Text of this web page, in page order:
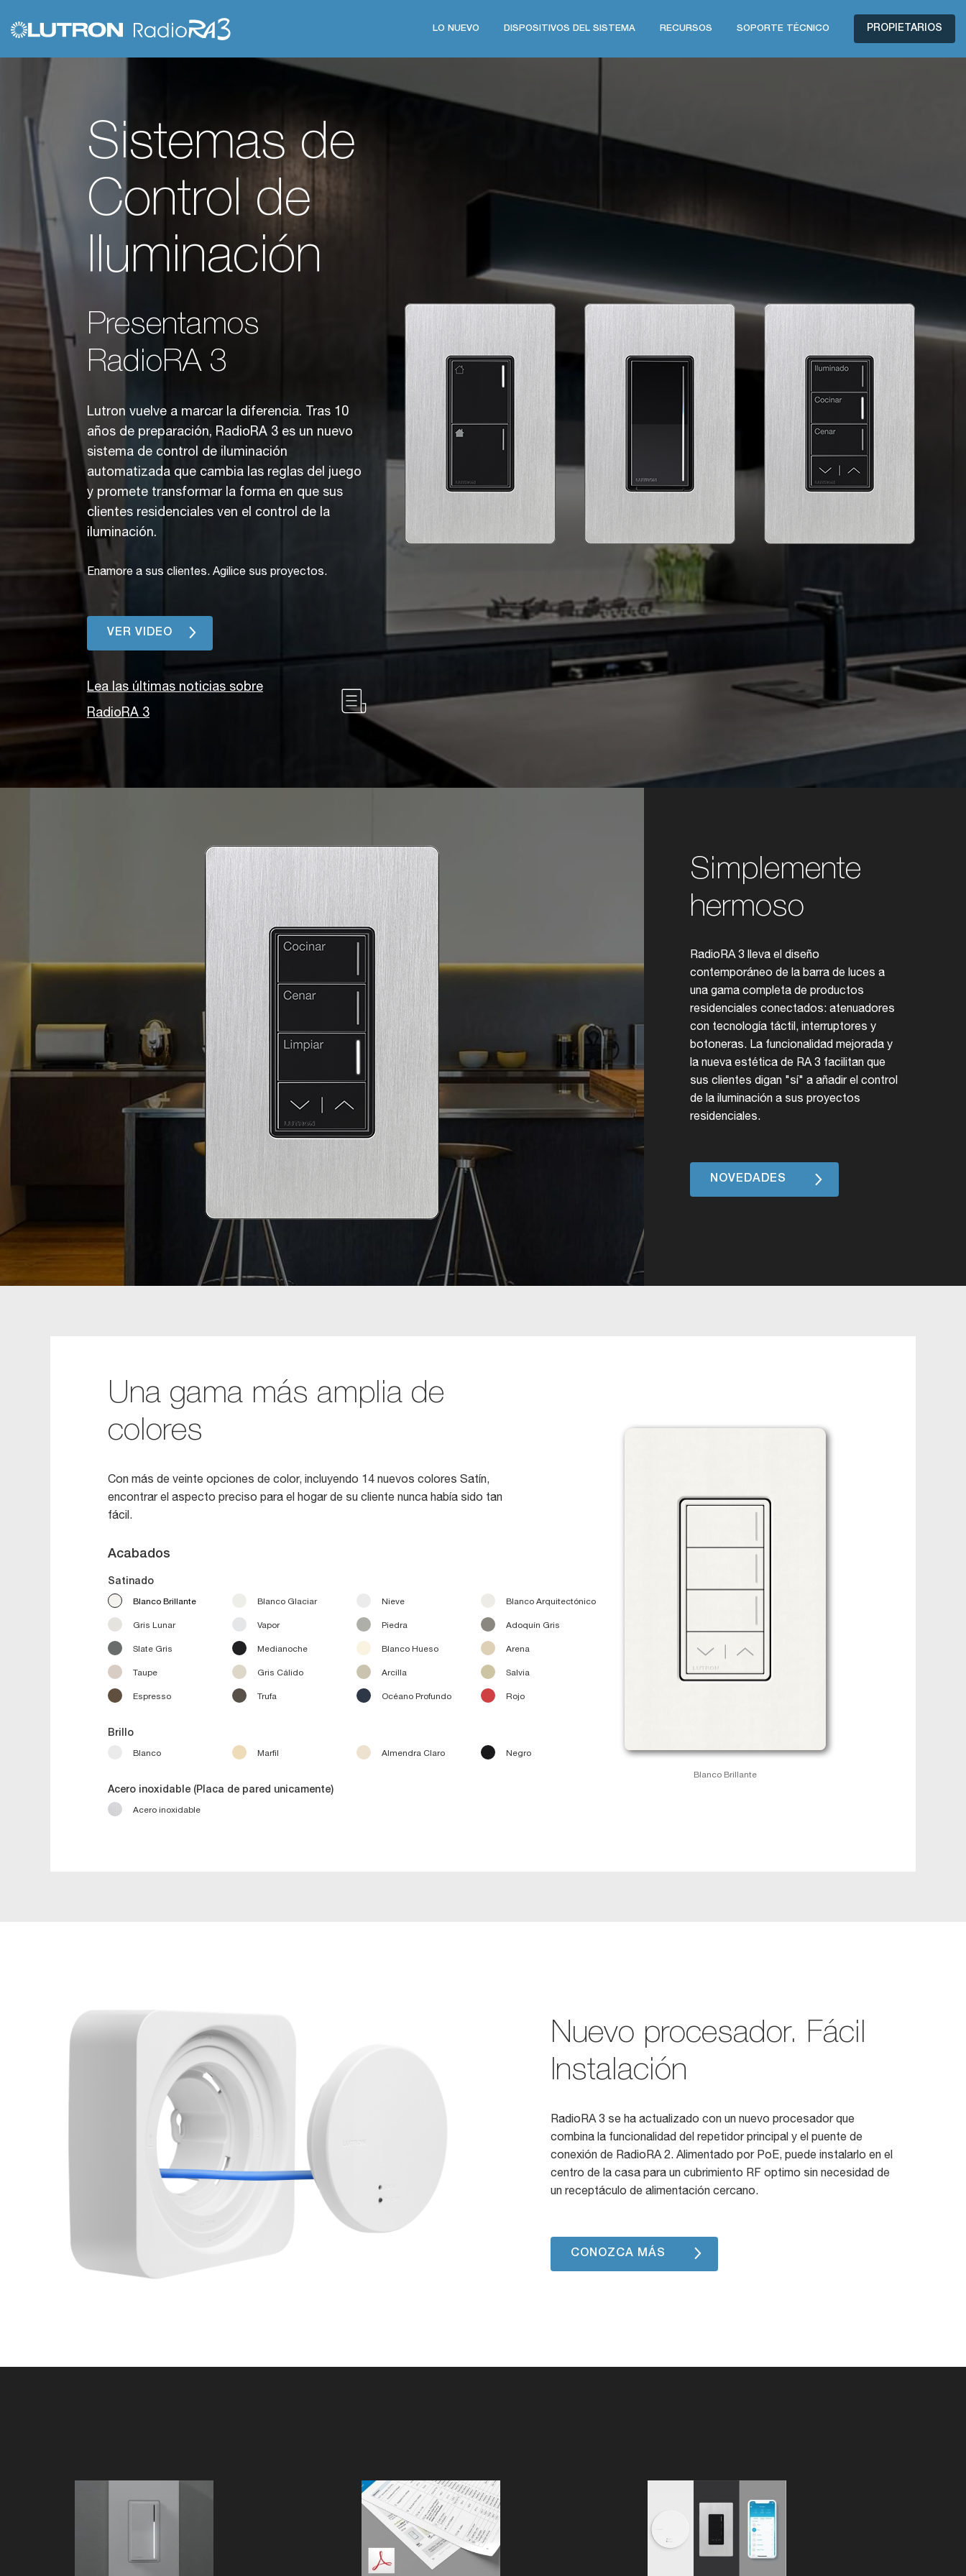
Main
LO NUEVO DISPOSITIVOS DEL SISTEMA RECURSOS SOPORTE TÉCNICO PROPIETARIOS
Sistemas de
Control de
Iluminación
Presentamos
RadioRA 3
Lutron vuelve a marcar la diferencia. Tras 10
años de preparación, RadioRA 3 es un nuevo
sistema de control de iluminación
automatizada que cambia las reglas del juego
y promete transformar la forma en que sus
clientes residenciales ven el control de la
iluminación.
Enamore a sus clientes. Agilice sus proyectos.
VER VIDEO
Lea las últimas noticias sobre
RadioRA 3
Simplemente
hermoso
RadioRA 3 lleva el diseño
contemporáneo de la barra de luces a
una gama completa de productos
residenciales conectados: atenuadores
con tecnología táctil, interruptores y
botoneras. La funcionalidad mejorada y
la nueva estética de RA 3 facilitan que
sus clientes digan "sí" a añadir el control
de la iluminación a sus proyectos
residenciales.
NOVEDADES
Una gama más amplia de
colores
Con más de veinte opciones de color, incluyendo 14 nuevos colores Satín,
encontrar el aspecto preciso para el hogar de su cliente nunca había sido tan
fácil.
Blanco Brillante
Acabados
Satinado
Blanco Brillante Blanco Glaciar Nieve Blanco Arquitectónico
Gris Lunar Vapor Piedra Adoquín Gris
Slate Gris Medianoche Blanco Hueso Arena
Taupe Gris Cálido Arcilla Salvia
Espresso Trufa Océano Profundo Rojo
Brillo
Blanco Marfil Almendra Claro Negro
Acero inoxidable (Placa de pared unicamente)
Acero inoxidable
Nuevo procesador. Fácil
Instalación
RadioRA 3 se ha actualizado con un nuevo procesador que
combina la funcionalidad del repetidor principal y el puente de
conexión de RadioRA 2. Alimentado por PoE, puede instalarlo en el
centro de la casa para un cubrimiento RF optimo sin necesidad de
un receptáculo de alimentación cercano.
CONOZCA MÁS